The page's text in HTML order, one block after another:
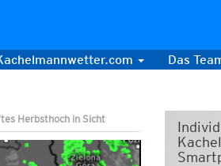
Das
Herbsthoch in Sicht